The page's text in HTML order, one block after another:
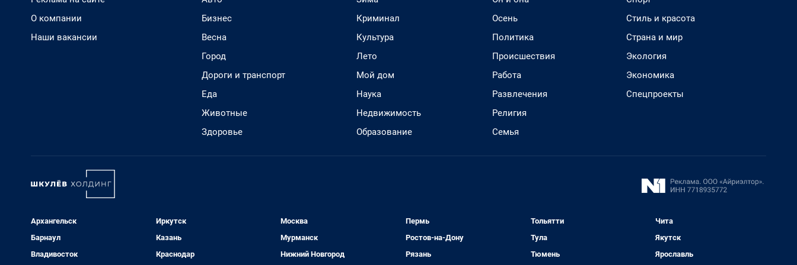
О компании
Наши вакансии
Бизнес
Весна
Город
Дороги и транспорт
Еда
Животные
Здоровье
Криминал
Культура
Лето
Мой дом
Наука
Недвижимость
Образование
Осень
Политика
Происшествия
Работа
Развлечения
Религия
Семья
Стиль и красота
Страна и мир
Экология
Экономика
Спецпроекты
Архангельск
Барнаул
Владивосток
Иркутск
Казань
Краснодар
Москва
Мурманск
Нижний Новгород
Пермь
Ростов-на-Дону
Рязань
Тольятти
Тула
Тюмень
Чита
Якутск
Ярославль